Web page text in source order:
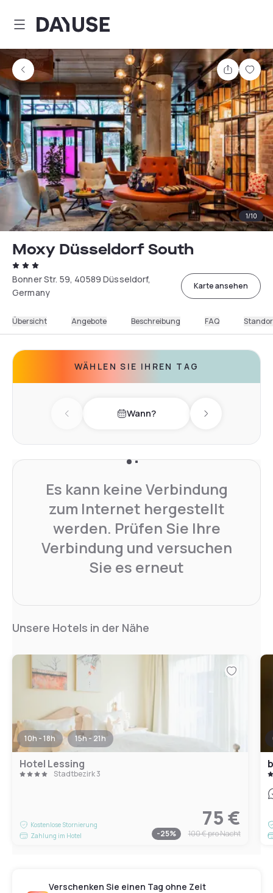
Dayuse
Teilen
1/10
Moxy Düsseldorf South
Bonner Str. 59, 40589 Düsseldorf,
Germany
Karte ansehen
Übersicht Angebote Beschreibung FAQ
WÄHLEN SIE IHREN TAG
Previous day Wann? Next day
Es kann keine Verbindung
zum Internet hergestellt
werden. Prüfen Sie Ihre
Verbindung und versuchen
Sie es erneut
Unsere Hotels in der Nähe
10h - 18h 15h - 21h
Hotel Lessing
Stadtbezirk 3
Kostenlose Stornierung
Zahlung im Hotel
75 €
-25% 100 €pro Nacht
Verschenken Sie einen Tag ohne Zeit